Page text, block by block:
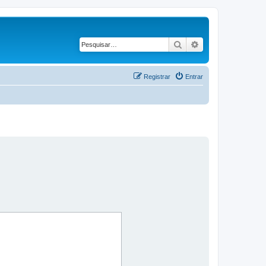
Pesquisar
Entrar
Registrar